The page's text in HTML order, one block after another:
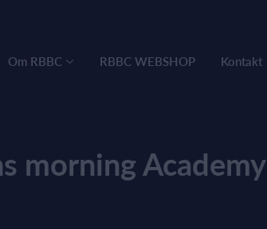
Om RBBC RBBC WEBSHOP Kontakt
morning Academy